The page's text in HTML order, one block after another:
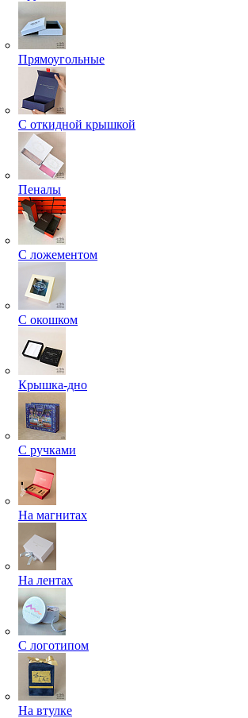
Прямоугольные
С откидной крышкой
Пеналы
С ложементом
С окошком
Крышка-дно
С ручками
На магнитах
На лентах
С логотипом
На втулке